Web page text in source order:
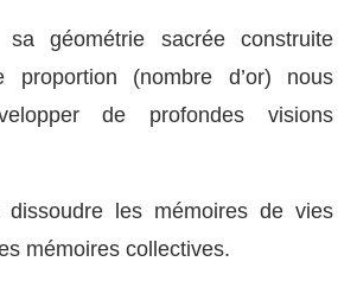
sa géométrie sacrée construite
proportion (nombre d’or) nous
de profondes visions
les mémoires de vies
mémoires collectives.